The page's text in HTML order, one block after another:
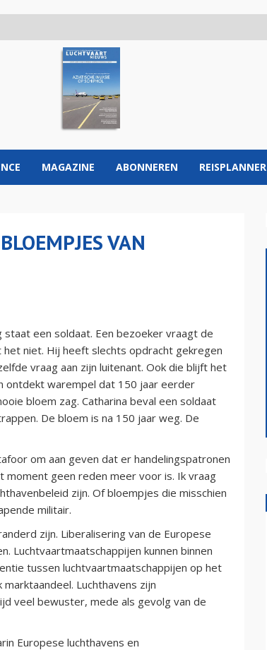
MAGAZINE ABONNEREN REISPLANNER
VAN
een soldaat. Een bezoeker vraagt de
niet. Hij heeft slechts opdracht gekregen
vraag aan zijn luitenant. Ook die blijft het
ontdekt warempel dat 150 jaar eerder
bloem zag. Catharina beval een soldaat
De bloem is na 150 jaar weg. De
om aan geven dat er handelingspatronen
moment geen reden meer voor is. Ik vraag
zijn. Of bloempjes die misschien
militair.
zijn. Liberalisering van de Europese
Luchtvaartmaatschappijen kunnen binnen
tussen luchtvaartmaatschappijen op het
Luchthavens zijn
veel bewuster, mede als gevolg van de
Europese luchthavens en